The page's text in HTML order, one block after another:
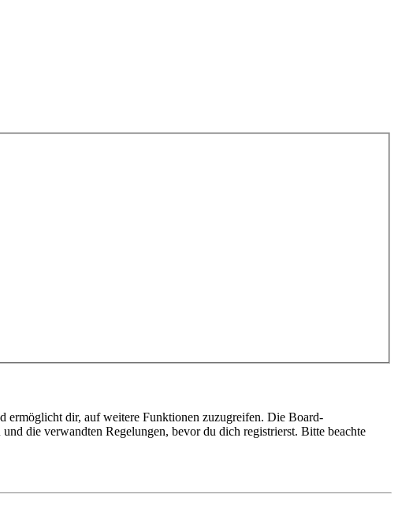
ermöglicht dir, auf weitere Funktionen zuzugreifen. Die Board-
die verwandten Regelungen, bevor du dich registrierst. Bitte beachte